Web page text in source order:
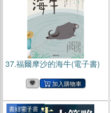
37.福爾摩沙的海牛(電子書)
書紐電子書